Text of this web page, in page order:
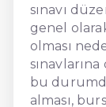
sınavı
genel
olması
bu
alması,